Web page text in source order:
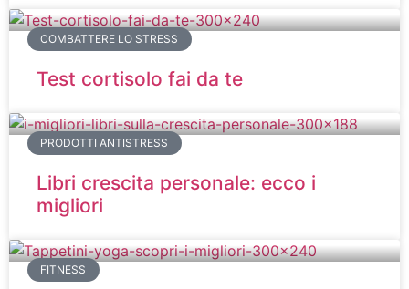
COMBATTERE LO STRESS
Test cortisolo fai da te
PRODOTTI ANTISTRESS
Libri crescita personale: ecco i
migliori
FITNESS